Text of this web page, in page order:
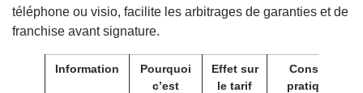
téléphone ou visio, facilite les arbitrages de garanties et de
franchise avant signature.
Information
Pourquoi
c’est
Effet sur
le tarif
Conseil
pratique